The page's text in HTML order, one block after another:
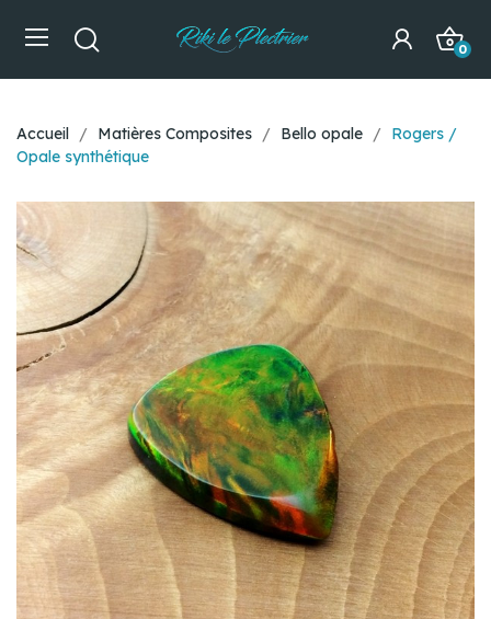
0
Accueil Matières Composites Bello opale
Rogers /
Opale synthétique